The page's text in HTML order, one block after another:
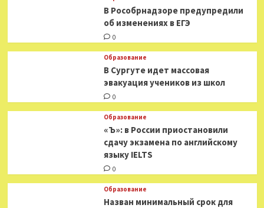
В Рособрнадзоре предупредили
об изменениях в ЕГЭ
0
Образование
В Сургуте идет массовая
эвакуация учеников из школ
0
Образование
«Ъ»: в России приостановили
сдачу экзамена по английскому
языку IELTS
0
Образование
Назван минимальный срок для